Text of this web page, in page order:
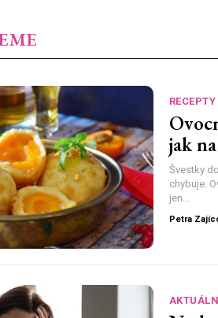
RECEPTY
jak
Švestky
chybuje.
jen...
Petra